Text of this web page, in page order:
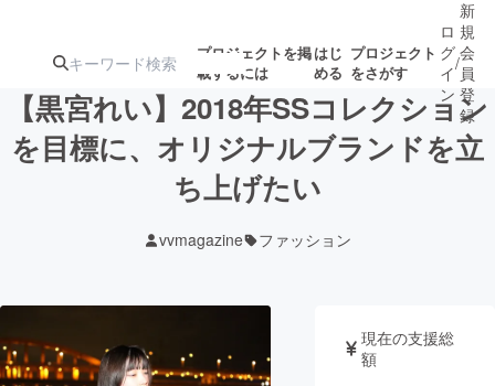
プロジェクトを掲
載するには
はじ
める
プロジェクト
をさがす
注目の新着プロ募集終了が近いプ
テクノロジー・ガジェット
ロ
グ
イ
ン
/
新
規
会
員
登
録
【黒宮れい】2018年SSコレクション
を目標に、オリジナルブランドを立
ち上げたい
vvmagazine ファッション
現在の支援総
額